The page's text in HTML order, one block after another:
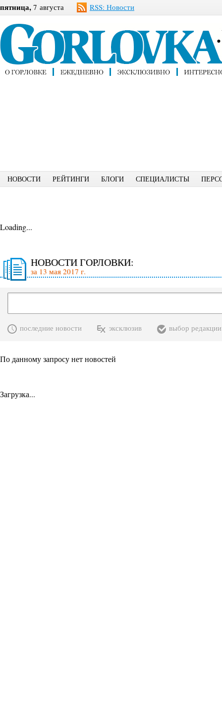
пятница, 7 августа RSS: Новости
НОВОСТИ РЕЙТИНГИ БЛОГИ СПЕЦИАЛИСТЫ
Loading...
НОВОСТИ ГОРЛОВКИ:
за 13 мая 2017 г.
последние новости эксклюзив выбор редакции
По данному запросу нет новостей
Загрузка...